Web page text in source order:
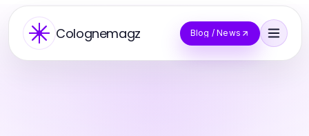
Colognemagz Blog / News